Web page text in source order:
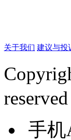
关于我们 建议与投
reserved
手机